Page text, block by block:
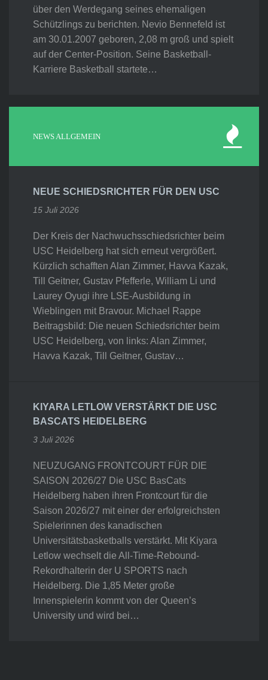
über den Werdegang seines ehemaligen
Schützlings zu berichten. Nevio Bennefeld ist
am 30.01.2007 geboren, 2,08 m groß und spielt
auf der Center-Position. Seine Basketball-
Karriere Basketball startete…
NEWS ALLGEMEIN
NEUE SCHIEDSRICHTER FÜR DEN USC
15 Juli 2026
Der Kreis der Nachwuchsschiedsrichter beim
USC Heidelberg hat sich erneut vergrößert.
Kürzlich schafften Alan Zimmer, Havva Kazak,
Till Geitner, Gustav Pfefferle, William Li und
Laurey Oyugi ihre LSE-Ausbildung in
Wieblingen mit Bravour. Michael Rappe
Beitragsbild: Die neuen Schiedsrichter beim
USC Heidelberg, von links: Alan Zimmer,
Havva Kazak, Till Geitner, Gustav…
KIYARA LETLOW VERSTÄRKT DIE USC
BASCATS HEIDELBERG
3 Juli 2026
NEUZUGANG FRONTCOURT FÜR DIE
SAISON 2026/27 Die USC BasCats
Heidelberg haben ihren Frontcourt für die
Saison 2026/27 mit einer der erfolgreichsten
Spielerinnen des kanadischen
Universitätsbasketballs verstärkt. Mit Kiyara
Letlow wechselt die All-Time-Rebound-
Rekordhalterin der U SPORTS nach
Heidelberg. Die 1,85 Meter große
Innenspielerin kommt von der Queen’s
University und wird bei…